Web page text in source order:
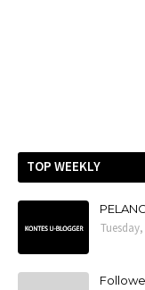
TOP WEEKLY